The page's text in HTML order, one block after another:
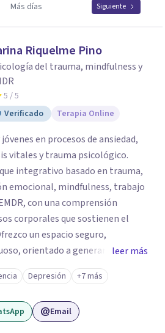
Más días Siguiente
Riquelme Pino
del trauma, mindfulness y
5 / 5
Verificado
Terapia Online
en procesos de ansiedad,
vitales y trauma psicológico.
integrativo basado en trauma,
emocional, mindfulness, trabajo
con una comprensión
corporales que sostienen el
orientado a generar
y transformación
ritmo acorde a la historia y
un
humano y comprometido
leer más
Depresión +7 más
Email